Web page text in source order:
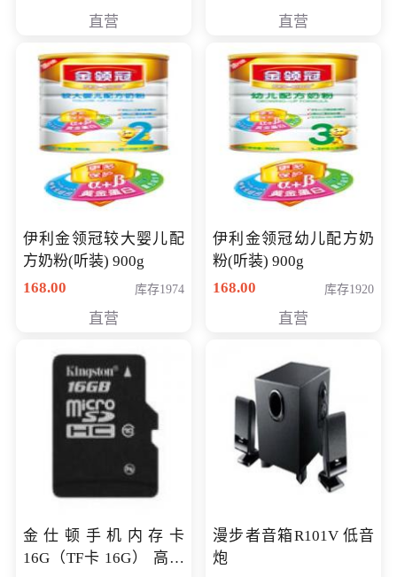
直营 直营
伊利金领冠较大婴儿配
方奶粉(听装) 900g
168.00
库存1974
直营
伊利金领冠幼儿配方奶
粉(听装) 900g
168.00
库存1920
直营
金仕顿手机内存卡
16G（TF卡 16G） 高速
漫步者音箱R101V 低音
炮